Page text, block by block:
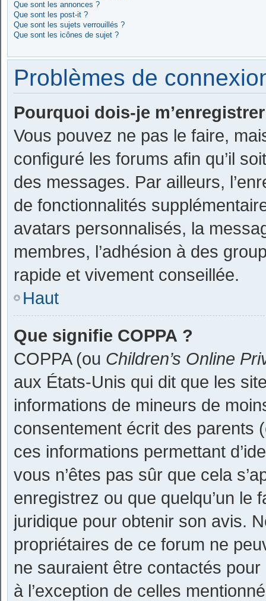
Que sont les annonces ?
Que sont les post-it ?
Que sont les sujets verrouillés ?
Que sont les icônes de sujet ?
Problèmes de
Pourquoi dois-je
Vous pouvez ne pas le faire,
configuré les forums afin qu’il
des messages. Par ailleurs,
de fonctionnalités
avatars personnalisés, la
membres, l’adhésion à des
rapide et vivement conseillée.
Haut
Que signifie COPPA ?
COPPA (ou Children’s Online
aux États-Unis qui dit que les
informations de mineurs de
consentement écrit des parents
ces informations permettant
vous n’êtes pas sûr que cela
enregistrez ou que quelqu’un le
juridique pour obtenir son avis.
propriétaires de ce forum ne
ne sauraient être contactés
à l’exception de celles